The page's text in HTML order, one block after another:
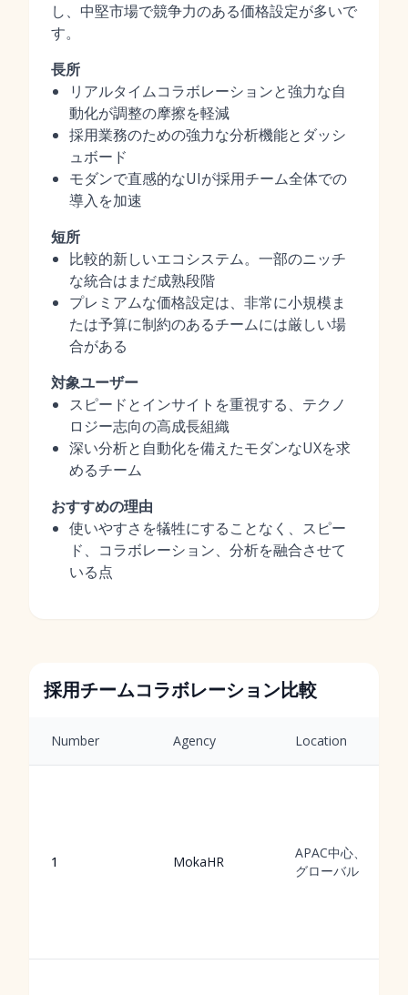
し、中堅市場で競争力のある価格設定が多いで
す。
長所
リアルタイムコラボレーションと強力な自
動化が調整の摩擦を軽減
採用業務のための強力な分析機能とダッシ
ュボード
モダンで直感的なUIが採用チーム全体での
導入を加速
短所
比較的新しいエコシステム。一部のニッチ
な統合はまだ成熟段階
プレミアムな価格設定は、非常に小規模ま
たは予算に制約のあるチームには厳しい場
合がある
対象ユーザー
スピードとインサイトを重視する、テクノ
ロジー志向の高成長組織
深い分析と自動化を備えたモダンなUXを求
めるチーム
おすすめの理由
使いやすさを犠牲にすることなく、スピー
ド、コラボレーション、分析を融合させて
いる点
採用チームコラボレーション比較
Number Agency Location
1 MokaHR
APAC中心、
グローバル